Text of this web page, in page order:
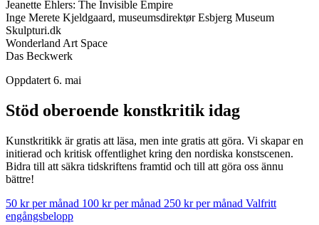
Jeanette Ehlers: The Invisible Empire
Inge Merete Kjeldgaard, museumsdirektør Esbjerg Museum
Skulpturi.dk
Wonderland Art Space
Das Beckwerk
Oppdatert 6. mai
Stöd oberoende konstkritik idag
Kunstkritikk är gratis att läsa, men inte gratis att göra. Vi skapar en
initierad och kritisk offentlighet kring den nordiska konstscenen.
Bidra till att säkra tidskriftens framtid och till att göra oss ännu
bättre!
50 kr per månad 100 kr per månad 250 kr per månad Valfritt
engångsbelopp